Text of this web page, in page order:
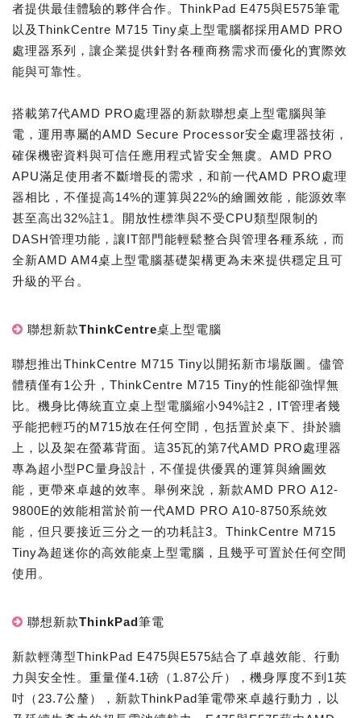
者提供最佳體驗的夥伴合作。ThinkPad E475與E575筆電
以及ThinkCentre M715 Tiny桌上型電腦都採用AMD PRO
處理器系列，讓企業提供針對各種商務需求而優化的實際效
能與可靠性。
搭載第7代AMD PRO處理器的新款聯想桌上型電腦與筆
電，運用專屬的AMD Secure Processor安全處理器技術，
確保機密資料與可信任應用程式皆安全無虞。AMD PRO
APU滿足使用者不斷增長的需求，和前一代AMD PRO處理
器相比，不僅提高14%的運算與22%的繪圖效能，能源效率
甚至高出32%註1。開放性標準與不受CPU類型限制的
DASH管理功能，讓IT部門能輕鬆整合與管理各種系統，而
全新AMD AM4桌上型電腦基礎架構更為未來提供穩定且可
升級的平台。
聯想新款ThinkCentre桌上型電腦
聯想推出ThinkCentre M715 Tiny以開拓新市場版圖。儘管
體積僅有1公升，ThinkCentre M715 Tiny的性能卻強悍無
比。機身比傳統直立桌上型電腦縮小94%註2，IT管理者幾
乎能把輕巧的M715放在任何空間，包括置於桌下、掛於牆
上，以及架在螢幕背面。這35瓦的第7代AMD PRO處理器
專為超小型PC量身設計，不僅提供優異的運算與繪圖效
能，更帶來卓越的效率。舉例來說，新款AMD PRO A12-
9800E的效能相當於前一代AMD PRO A10-8750系統效
能，但只要接近三分之一的功耗註3。ThinkCentre M715
Tiny為超迷你的高效能桌上型電腦，且幾乎可置於任何空間
使用。
聯想新款ThinkPad筆電
新款輕薄型ThinkPad E475與E575結合了卓越效能、行動
力與安全性。重量僅4.1磅（1.87公斤），機身厚度不到1英
吋（23.7公釐），新款ThinkPad筆電帶來卓越行動力，以